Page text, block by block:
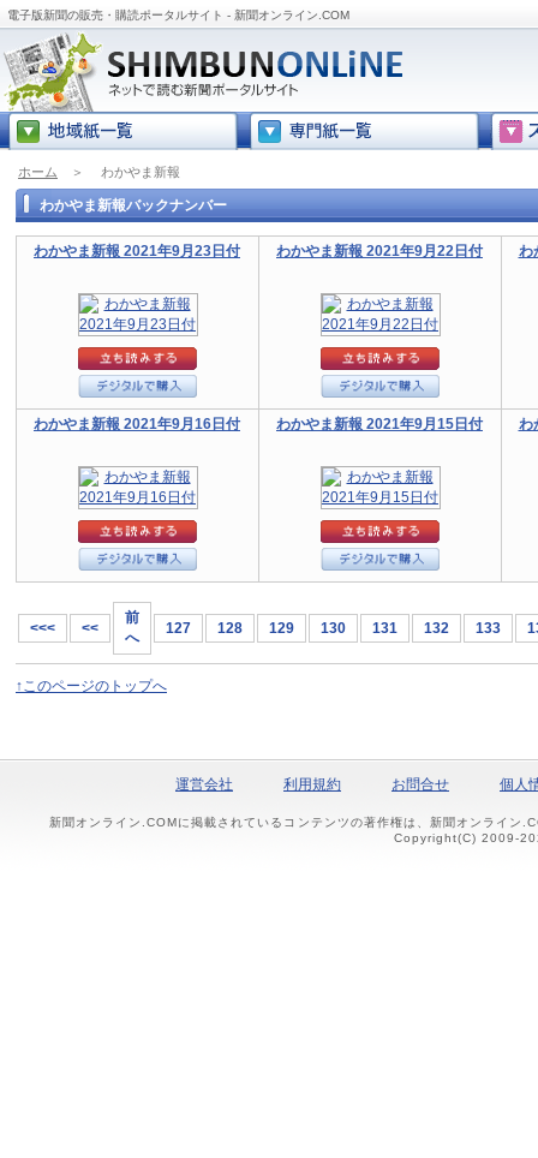
電子版新聞の販売・購読ポータルサイト - 新聞オンライン.COM
ホーム ＞ わかやま新報
わかやま新報バックナンバー
わかやま新報 2021年9月23日付 わかやま新報 2021年9月22日付 わ
わかやま新報 2021年9月16日付 わかやま新報 2021年9月15日付 わ
<<< <<
前
へ
127 128 129 130 131 132 133
↑このページのトップへ
運営会社 利用規約 お問合せ 個人
新聞オンライン.COMに掲載されているコンテンツの著作権は、新聞オンライン
Copyright(C) 2009-